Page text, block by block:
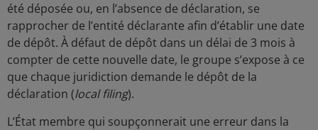
été déposée ou, en l’absence de déclaration, se
rapprocher de l’entité déclarante afin d’établir une date
de dépôt. À défaut de dépôt dans un délai de 3 mois à
compter de cette nouvelle date, le groupe s’expose à ce
que chaque juridiction demande le dépôt de la
déclaration (local filing).
L’État membre qui soupçonnerait une erreur dans la